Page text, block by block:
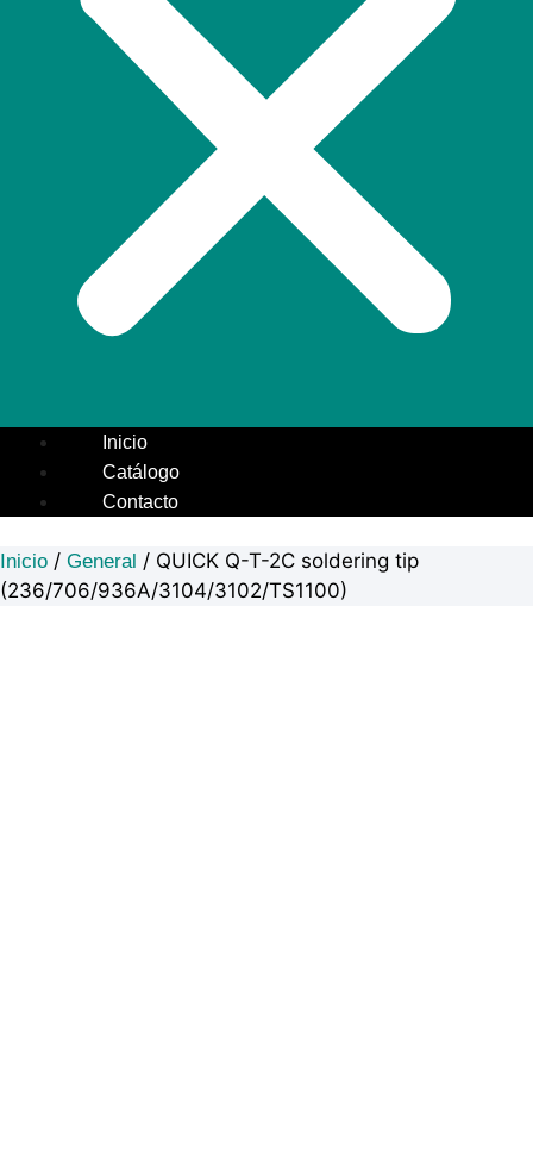
Inicio
Catálogo
Contacto
Inicio / General / QUICK Q-T-2C soldering tip
(236/706/936A/3104/3102/TS1100)